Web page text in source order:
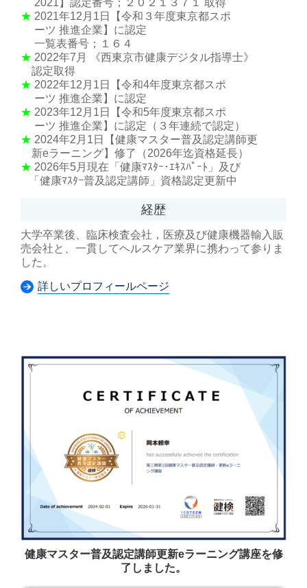
★ 2021年12月1日【令和３年度東京都スポ
ーツ 推進企業】に認定
一覧表番号；１６４
★ 2022年7月 《西東京市健康デジタル指導士》
認定取得
★ 2022年12月1日【令和4年度東京都スポ
ーツ 推進企業】に認定
★ 2023年12月1日【令和5年度東京都スポ
ーツ 推進企業】に認定（３年連続で認定）
★ 2024年2月1日【健康マスター普及認定講師更
新eラーニング】修了（2026年迄資格延長）
★ 2026年5月現在「健康ﾏｽﾀｰ･ｴｷｽﾊﾟｰﾄ」及び
「健康ﾏｽﾀｰ普及認定講師」資格認定更新中
経歴
大学卒業後、臨床検査会社，医療及び健康機器輸入販
売会社と、一貫してヘルスケア業界に携わって参りま
した。
詳しいプロフィールページ
健康マスター普及認定講師更新eラーニング講座を修
了しました。